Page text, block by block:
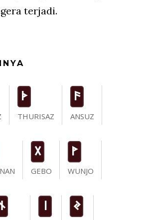
terjadi.
T
THURISAZ
a
ANSUZ
G
GEBO
W
WUNJO
J